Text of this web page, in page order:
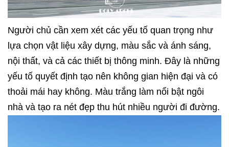
Người chủ cần xem xét các yếu tố quan trọng như
lựa chọn vật liệu xây dựng, màu sắc và ánh sáng,
nội thất, và cả các thiết bị thông minh. Đây là những
yếu tố quyết định tạo nên không gian hiện đại và có
thoải mái hay không. Màu trắng làm nổi bật ngôi
nhà và tạo ra nét đẹp thu hút nhiều người đi đường.